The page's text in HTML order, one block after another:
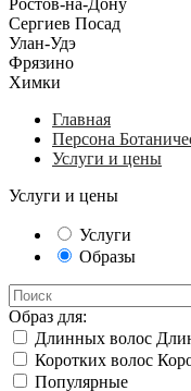
Ростов-на-Дону
Сергиев Посад
Улан-Удэ
Фрязино
Химки
Главная
Персона
Услуги и цены
Услуги и цены
Услуги
Образы
Образ для:
Длинных волос
Коротких волос
Популярные